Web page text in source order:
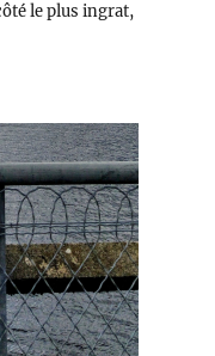
le plus ingrat,